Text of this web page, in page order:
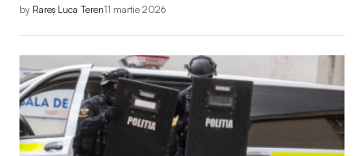
by Rareș Luca Teren11 martie 2026